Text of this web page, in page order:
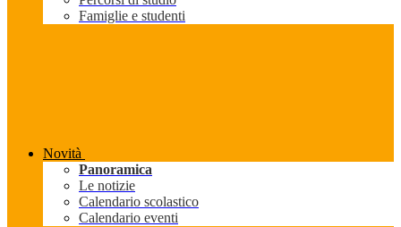
Famiglie e studenti
Novità
Panoramica
Le notizie
Calendario scolastico
Calendario eventi